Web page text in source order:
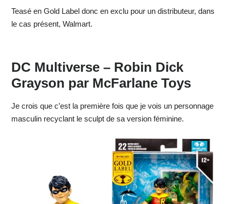
Teasé en Gold Label donc en exclu pour un distributeur, dans
le cas présent, Walmart.
DC Multiverse – Robin Dick
Grayson par McFarlane Toys
Je crois que c’est la première fois que je vois un personnage
masculin recyclant le sculpt de sa version féminine.